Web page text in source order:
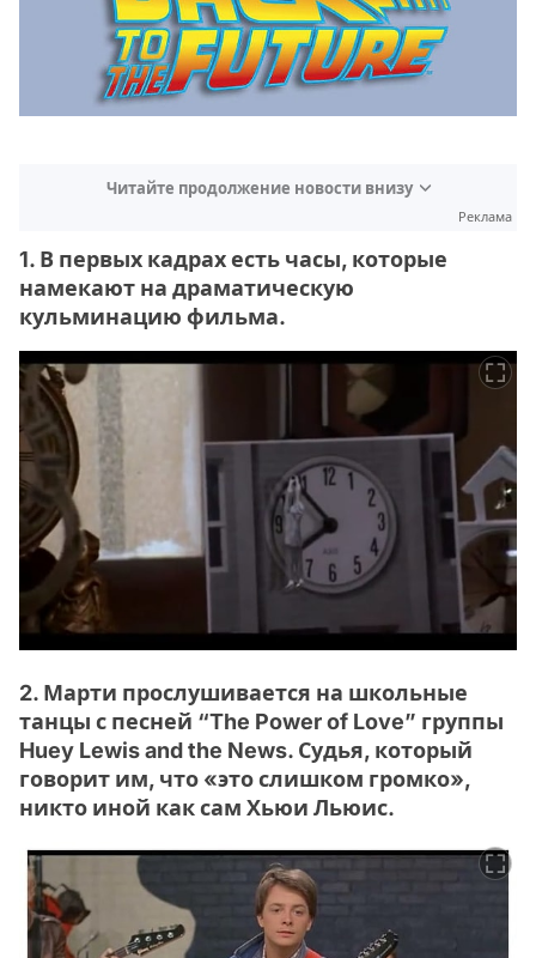
Читайте продолжение новости внизу
Реклама
1. В первых кадрах есть часы, которые
намекают на драматическую
кульминацию фильма.
2. Марти прослушивается на школьные
танцы с песней “The Power of Love” группы
Huey Lewis and the News. Судья, который
говорит им, что «это слишком громко»,
никто иной как сам Хьюи Льюис.